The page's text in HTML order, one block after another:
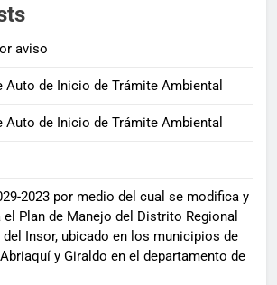
aviso
Auto de Inicio de Trámite Ambiental
Auto de Inicio de Trámite Ambiental
2023 por medio del cual se modifica y
Plan de Manejo del Distrito Regional
Insor, ubicado en los municipios de
y Giraldo en el departamento de